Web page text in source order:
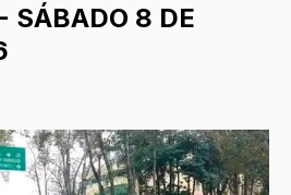
SÁBADO 8 DE